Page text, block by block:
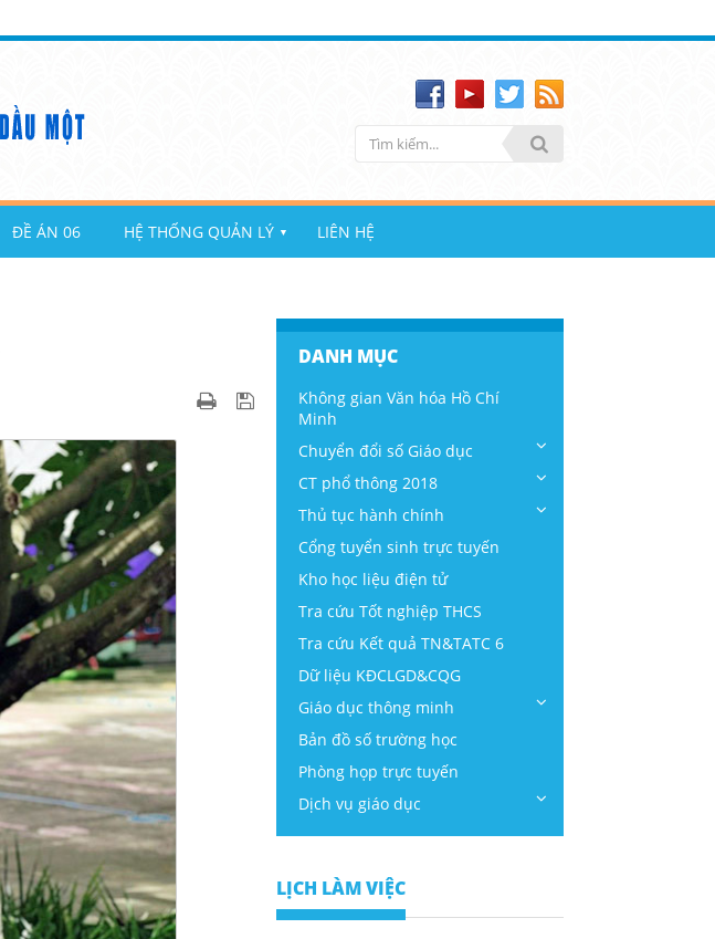
ĐỀ ÁN 06 HỆ THỐNG QUẢN LÝ ▼ LIÊN HỆ
DANH MỤC
Không gian Văn hóa Hồ Chí
Minh
Chuyển đổi số Giáo dục
CT phổ thông 2018
Thủ tục hành chính
Cổng tuyển sinh trực tuyến
Kho học liệu điện tử
Tra cứu Tốt nghiệp THCS
Tra cứu Kết quả TN&TATC 6
Dữ liệu KĐCLGD&CQG
Giáo dục thông minh
Bản đồ số trường học
Phòng họp trực tuyến
Dịch vụ giáo dục
LỊCH LÀM VIỆC